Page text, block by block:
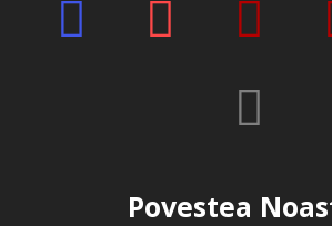
Povestea